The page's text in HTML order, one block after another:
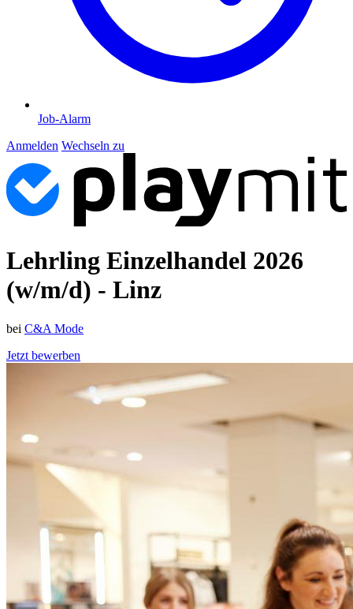
Job-Alarm
Anmelden Wechseln zu
Lehrling Einzelhandel 2026
(w/m/d) - Linz
bei C&A Mode
Jetzt bewerben